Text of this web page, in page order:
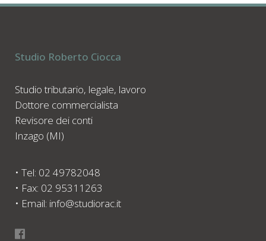
Studio Roberto Ciocca
Studio tributario, legale, lavoro
Dottore commercialista
Revisore dei conti
Inzago (MI)
• Tel: 02 49782048
• Fax: 02 95311263
• Email: info@studiorac.it